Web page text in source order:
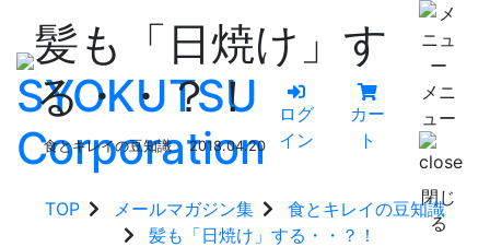
ログ
イン
カー
ト
メニ
ュー
閉じ
る
髪も「日焼け」す
る・・？！
食とキレイの豆知識 2018.04.20
TOP メールマガジン集
食とキレイの豆知識
髪も「日焼け」する・・？！